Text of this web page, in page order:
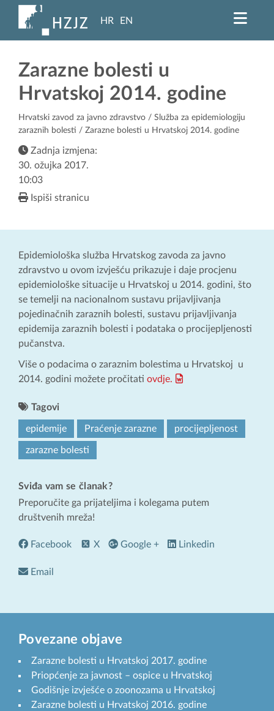
HR EN
Zarazne bolesti u
Hrvatskoj 2014. godine
Hrvatski zavod za javno zdravstvo / Služba za epidemiologiju
zaraznih bolesti / Zarazne bolesti u Hrvatskoj 2014. godine
Zadnja izmjena:
30. ožujka 2017.
10:03
Ispiši stranicu
Epidemiološka služba Hrvatskog zavoda za javno
zdravstvo u ovom izvješću prikazuje i daje procjenu
epidemiološke situacije u Hrvatskoj u 2014. godini, što
se temelji na nacionalnom sustavu prijavljivanja
pojedinačnih zaraznih bolesti, sustavu prijavljivanja
epidemija zaraznih bolesti i podataka o procijepljenosti
pučanstva.
Više o podacima o zaraznim bolestima u Hrvatskoj u
2014. godini možete pročitati ovdje.
Tagovi
epidemije Praćenje zarazne procijepljenost
zarazne bolesti
Sviđa vam se članak?
Preporučite ga prijateljima i kolegama putem
društvenih mreža!
Facebook X Google + Linkedin
Email
Povezane objave
Zarazne bolesti u Hrvatskoj 2017. godine
Priopćenje za javnost – ospice u Hrvatskoj
Godišnje izvješće o zoonozama u Hrvatskoj
Zarazne bolesti u Hrvatskoj 2016. godine